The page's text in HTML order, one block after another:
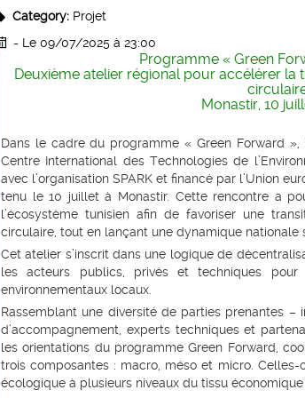
Category: Projet
- Le 09/07/2025à 23:00
Programme « Green
Deuxième atelier régional pour accélérer la
Monastir, 10
Dans le cadre du programme « Green Forward
Centre International des Technologies de
avec l’organisation SPARK et financé par l’Union
tenu le 10 juillet à Monastir. Cette rencontre a
l’écosystème tunisien afin de favoriser une
circulaire, tout en lançant une dynamique nationale
Cet atelier s’inscrit dans une logique de
les acteurs publics, privés et techniques pour
environnementaux locaux.
Rassemblant une diversité de parties prenantes
d’accompagnement, experts techniques et
les orientations du programme Green Forward,
trois composantes : macro, méso et micro.
écologique à plusieurs niveaux du tissu